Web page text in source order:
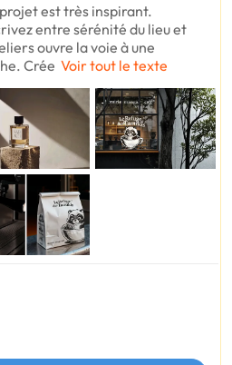
est très inspirant.
entre sérénité du lieu et
ouvre la voie à une
Crée Voir tout le texte